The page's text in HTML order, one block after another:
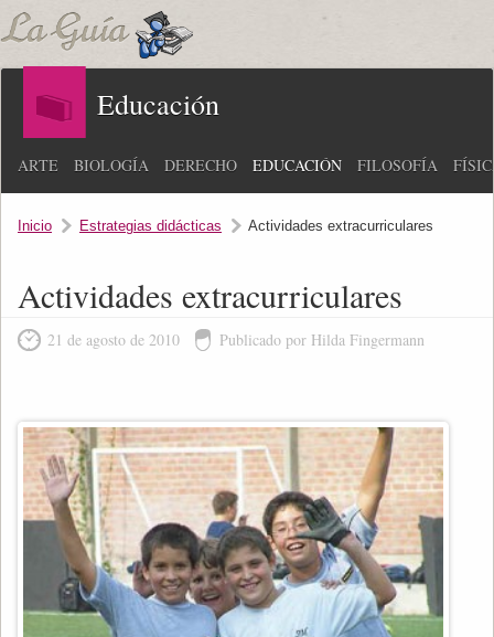
Educación
ARTE BIOLOGÍA DERECHO EDUCACIÓN FILOSOFÍA
Inicio Estrategias didácticas Actividades extracurriculares
Actividades extracurriculares
21 de agosto de 2010 Publicado por Hilda Fingermann